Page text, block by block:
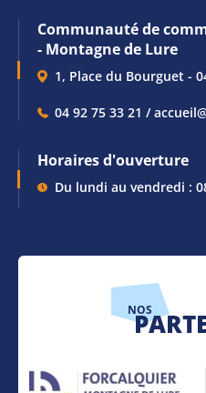
Communauté de
- Montagne de Lure
1, Place du Bourguet -
04 92 75 33 21 /
Horaires d'ouverture
Du lundi au vendredi :
NOS